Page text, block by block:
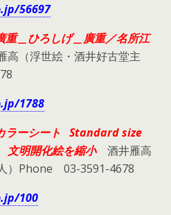
56697
重＿ひろしげ＿廣重／名所江
（浮世絵・酒井好古堂主
1788
ラーシート Standard size
文明開化絵を縮小酒井雁高
）Phone 03-3591-4678
100